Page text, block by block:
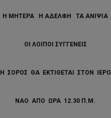
Η ΜΗΤΕΡΑ Η ΑΔΕΛΦΗ ΤΑ ΑΝΙΨΙΑ
ΟΙ ΛΟΙΠΟΙ ΣΥΓΓΕΝΕΙΣ
Η ΣΟΡΟΣ ΘΑ ΕΚΤΙΘΕΤΑΙ ΣΤΟΝ ΙΕΡΟ
ΝΑΟ ΑΠΟ ΩΡΑ 12.30 Π.Μ.